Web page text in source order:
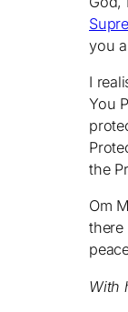
you
I
You
the
Om
there
With